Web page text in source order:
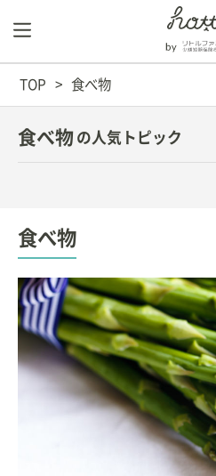
TOP 食べ物
食べ物 の人気トピック
食べ物